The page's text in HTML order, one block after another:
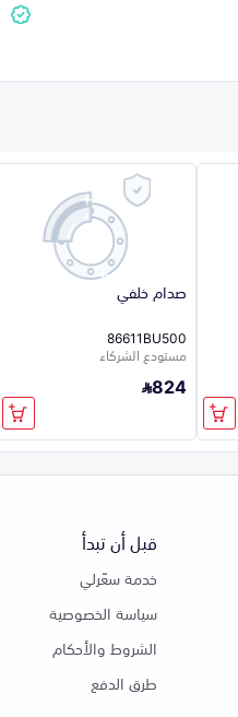
صدام خلفي
86611BU500
مستودع الشركاء
824
قبل أن تبدأ
خدمة سعّرلي
سياسة الخصوصية
الشروط والأحكام
طرق الدفع